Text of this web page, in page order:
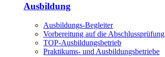
Ausbildung
Ausbildungs-Begleiter
Vorbereitung auf die Abschlussprüfung
TOP-Ausbildungsbetrieb
Praktikums- und Ausbildungsbetriebe